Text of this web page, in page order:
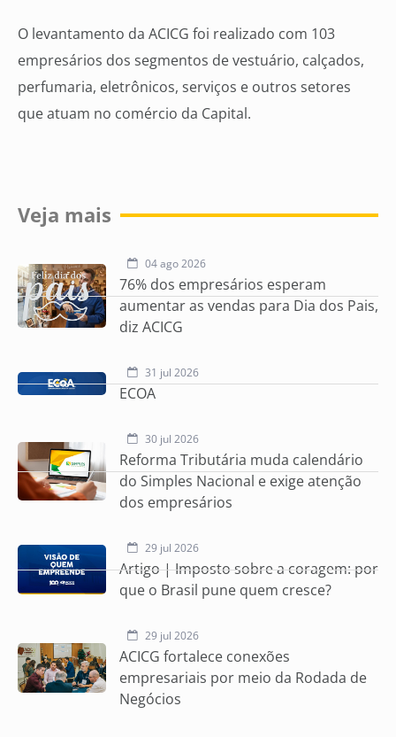
O levantamento da ACICG foi realizado com 103
empresários dos segmentos de vestuário, calçados,
perfumaria, eletrônicos, serviços e outros setores
que atuam no comércio da Capital.
Veja mais
04 ago 2026
76% dos empresários esperam
aumentar as vendas para Dia dos Pais,
diz ACICG
31 jul 2026
ECOA
30 jul 2026
Reforma Tributária muda calendário
do Simples Nacional e exige atenção
dos empresários
29 jul 2026
Artigo | Imposto sobre a coragem: por
que o Brasil pune quem cresce?
29 jul 2026
ACICG fortalece conexões
empresariais por meio da Rodada de
Negócios